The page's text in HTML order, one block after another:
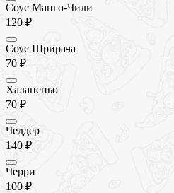
Соус Манго-Чили
120 ₽
Соус Шрирача
70 ₽
Халапеньо
70 ₽
Чеддер
140 ₽
Черри
100 ₽